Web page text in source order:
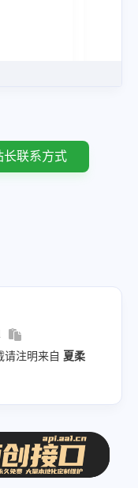
长联系方式
请注明来自 夏柔